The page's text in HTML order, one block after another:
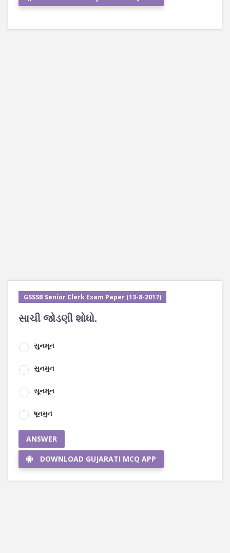
GSSSB Senior Clerk Exam Paper (13-8-2017)
સાચી જોડણી શોધો.
સુનમૂન
સુનમુન
સૂનમૂન
ષૂનમુન
ANSWER
DOWNLOAD GUJARATI MCQ APP